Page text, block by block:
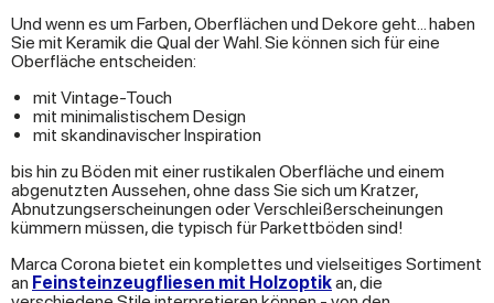
Und wenn es um Farben, Oberflächen und Dekore geht... haben
Sie mit Keramik die Qual der Wahl. Sie können sich für eine
Oberfläche entscheiden:
mit Vintage-Touch
mit minimalistischem Design
mit skandinavischer Inspiration
bis hin zu Böden mit einer rustikalen Oberfläche und einem
abgenutzten Aussehen, ohne dass Sie sich um Kratzer,
Abnutzungserscheinungen oder Verschleißerscheinungen
kümmern müssen, die typisch für Parkettböden sind!
Marca Corona bietet ein komplettes und vielseitiges Sortiment
an Feinsteinzeugfliesen mit Holzoptikan, die